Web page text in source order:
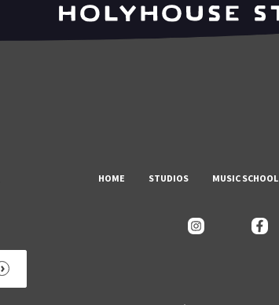
HOME STUDIOS MUSIC SCHOOL